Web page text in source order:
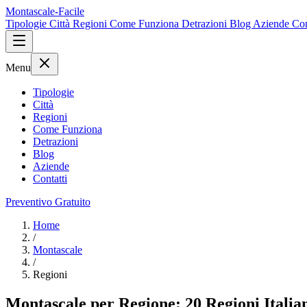
Montascale-Facile
Tipologie Città Regioni Come Funziona Detrazioni Blog Aziende
Menu
Tipologie
Città
Regioni
Come Funziona
Detrazioni
Blog
Aziende
Contatti
Preventivo Gratuito
Home
/
Montascale
/
Regioni